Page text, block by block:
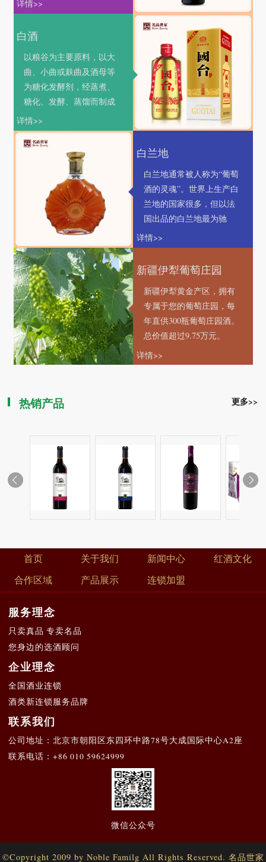
详情>>
白酒
以粮谷为主要原料，以大
曲、小曲或麸曲及酒母等
为糖化发酵剂，经蒸煮、
糖化、发酵、蒸馏而制成
的蒸馏酒。
详情>>
白兰地
白兰地通常被人称为“葡萄
酒的灵魂”。世界上生产白
兰地的国家很多，但以法
国出品的白兰地最为驰
名。而在法国产的白兰地
中，尤以干邑地区生产的
最为优美
详情>>
新疆伊犁葡萄庄园
新疆伊犁黄金产区，拥有
专属于您的葡萄庄园，每
年直供300瓶葡萄庄园酒。
总价值超过9.75万元。
详情>>
热销产品 更多>>
干红葡萄酒
珠干红葡萄酒
（750ml）
（
萄酒
）
洋葱红葡萄酒
（375ml）
首页 关于我们 新闻中心
红酒文化
合作区域
产品展示 连锁加盟
服务理念
只卖真品 专卖名品
您身边的选酒顾问
企业理念
全国酒业连锁
酒类新连锁服务品牌
联系我们
公司地址：北京市朝阳区东四环中路78号大成国际中心A2座
联系电话： +86 010 59624999
微信公众号
©Copyright 2009 by Noble Familg All Rights Reserved. 名品世家